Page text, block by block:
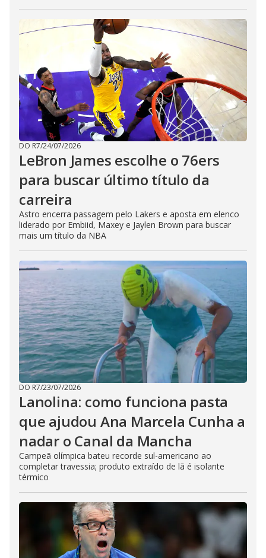
DO R7/24/07/2026
LeBron James escolhe o 76ers
para buscar último título da
carreira
Astro encerra passagem pelo Lakers e aposta em elenco
liderado por Embiid, Maxey e Jaylen Brown para buscar
mais um título da NBA
DO R7/23/07/2026
Lanolina: como funciona pasta
que ajudou Ana Marcela Cunha a
nadar o Canal da Mancha
Campeã olímpica bateu recorde sul-americano ao
completar travessia; produto extraído de lã é isolante
térmico